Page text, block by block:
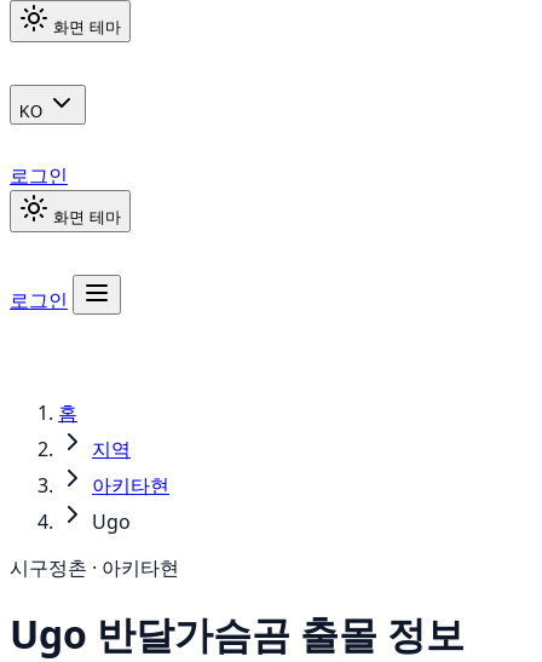
화면 테마
KO
로그인
화면 테마
로그인
홈
지역
아키타현
Ugo
시구정촌 · 아키타현
Ugo 반달가슴곰 출몰 정보